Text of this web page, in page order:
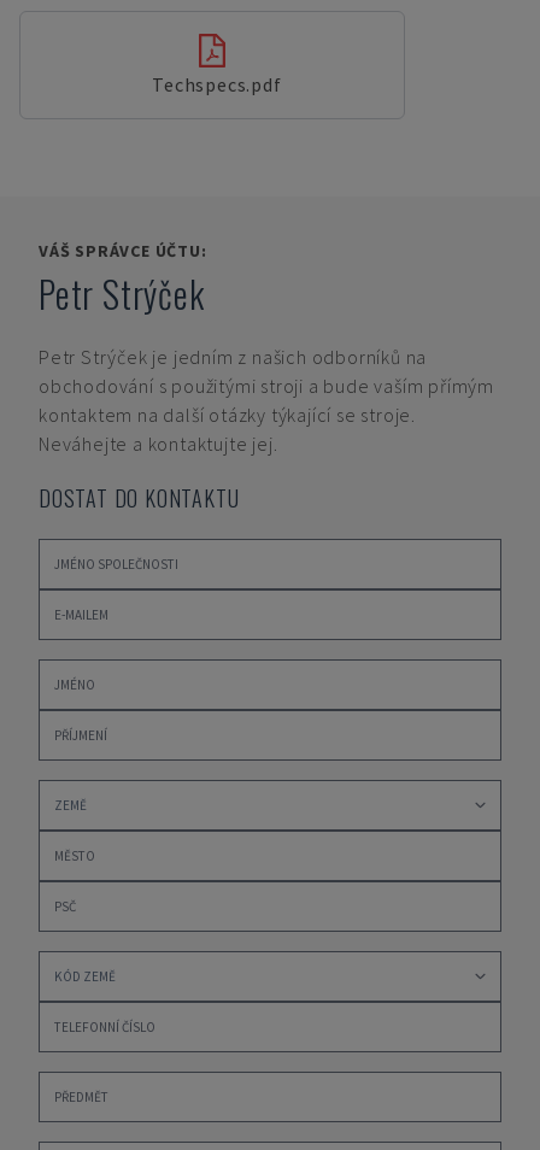
Techspecs.pdf
VÁŠ SPRÁVCE ÚČTU:
Petr Strýček
Petr Strýček je jedním z našich odborníků na
obchodování s použitými stroji a bude vaším přímým
kontaktem na další otázky týkající se stroje.
Neváhejte a kontaktujte jej.
DOSTAT DO KONTAKTU